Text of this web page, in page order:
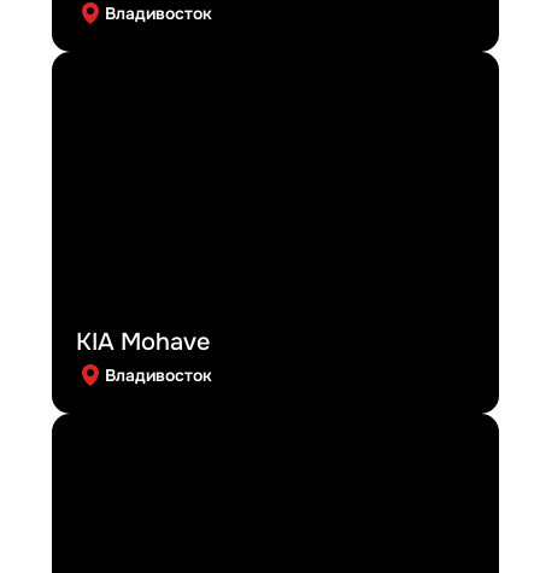
Владивосток
KIA Mohave
Владивосток